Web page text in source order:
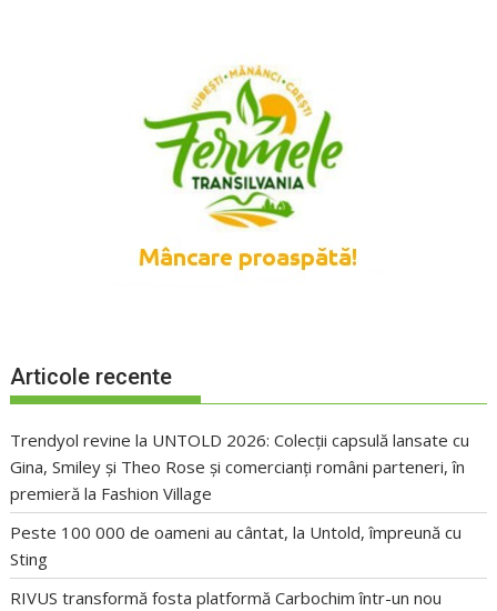
Articole recente
Trendyol revine la UNTOLD 2026: Colecții capsulă lansate cu
Gina, Smiley și Theo Rose și comercianți români parteneri, în
premieră la Fashion Village
Peste 100 000 de oameni au cântat, la Untold, împreună cu
Sting
RIVUS transformă fosta platformă Carbochim într-un nou